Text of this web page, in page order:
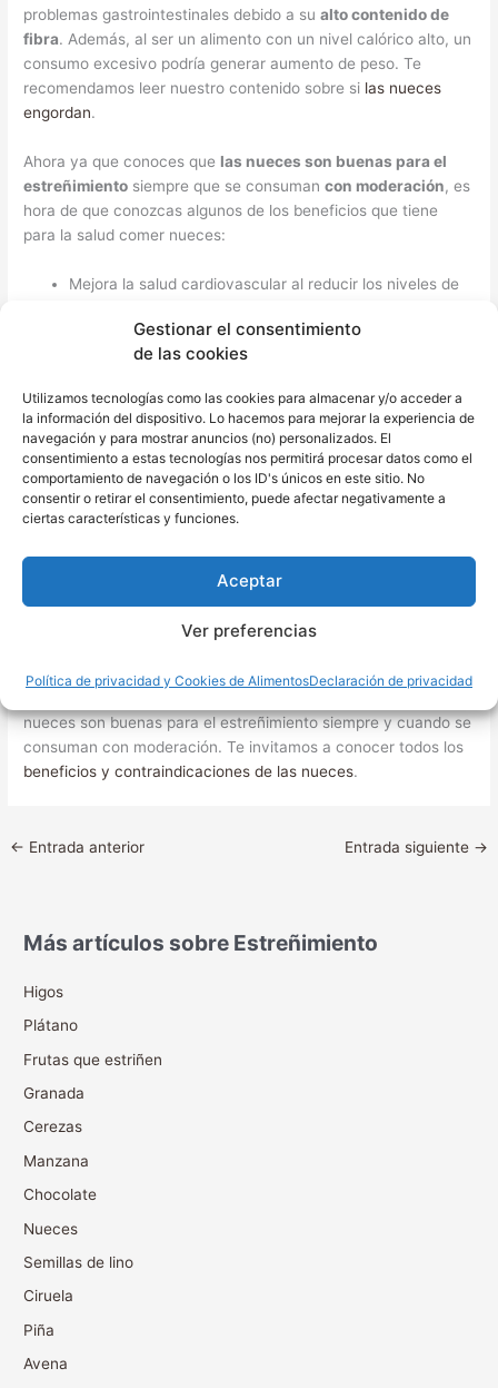
Gestionar el consentimiento
de las cookies
Utilizamos tecnologías como las cookies para almacenar y/o acceder a
la información del dispositivo. Lo hacemos para mejorar la experiencia de
navegación y para mostrar anuncios (no) personalizados. El
consentimiento a estas tecnologías nos permitirá procesar datos como el
comportamiento de navegación o los ID's únicos en este sitio. No
consentir o retirar el consentimiento, puede afectar negativamente a
ciertas características y funciones.
Aceptar
Ver preferencias
Política de privacidad y Cookies de AlimentosDeclaración de privacidad
problemas gastrointestinales debido a sualto contenido de
fibra. Además, al ser un alimento con un nivel calórico alto, un
consumo excesivo podría generar aumento de peso. Te
recomendamos leer nuestro contenido sobre si las nueces
engordan.
Ahora ya que conoces que las nueces son buenas para el
estreñimiento siempre que se consumancon moderación, es
hora de que conozcas algunos de los beneficios que tiene
para la salud comer nueces:
Mejora la salud cardiovascular al reducir los niveles de
contenido en fibra.
Ayuda a controlar el peso
dan si se consumen con moderación.
Mejora la salud del sistema nervioso gracias al
magnesio y al ácido alfa-linolénico (ALA) un tipo de
omega-3 que contienen.
Contribuyen al desarrollo y mantenimiento de huesos
y dientesfuertes debido a su contenido de calcio y
magnesio.
Es importante recordar que es recomendable consumir nueces
crudas o tostadas, y no fritas o con aditivos, y se recomienda
nueces son buenas para el estreñimiento siempre y cuando se
consuman con moderación. Te invitamos a conocer todos los
beneficios y contraindicaciones de las nueces.
← Entrada anterior Entrada siguiente →
Más artículos sobre Estreñimiento
Higos
Plátano
Frutas que estriñen
Granada
Cerezas
Manzana
Chocolate
Nueces
Semillas de lino
Ciruela
Piña
Avena